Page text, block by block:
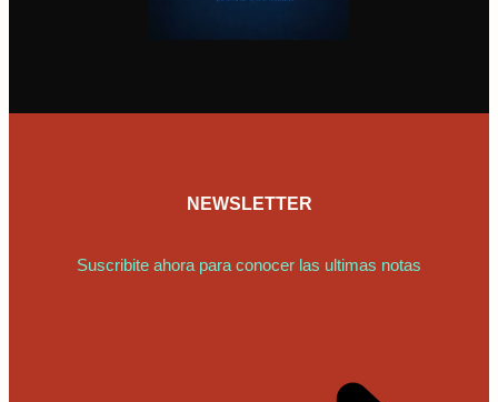
NEWSLETTER
Suscribite ahora para conocer las ultimas notas